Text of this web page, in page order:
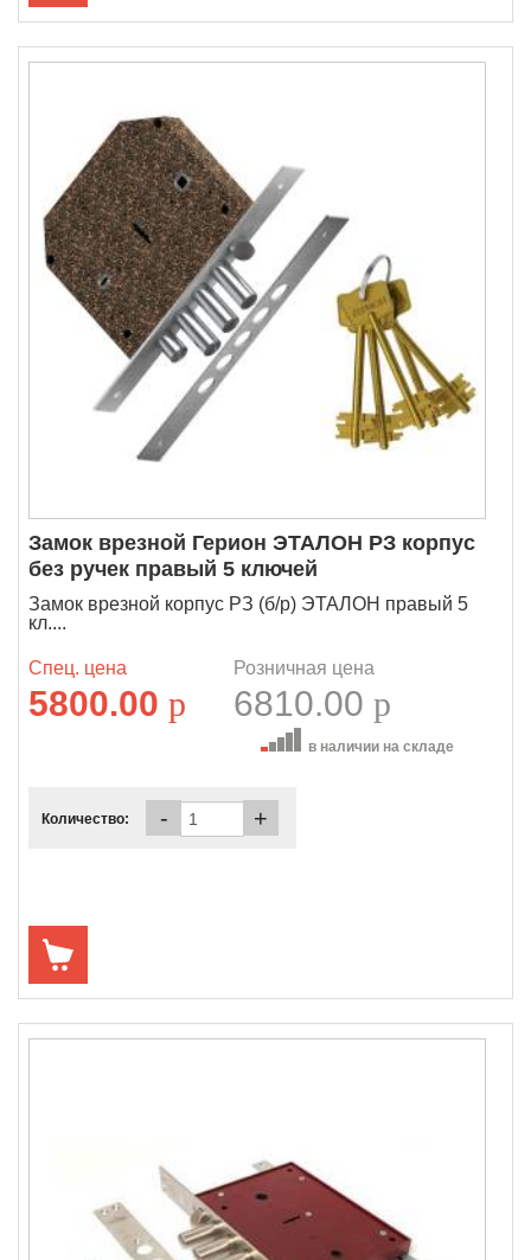
Замок врезной Герион ЭТАЛОН РЗ корпус
без ручек правый 5 ключей
Замок врезной корпус РЗ (б/р) ЭТАЛОН правый 5
кл....
Спец. цена
5800.00 p
Розничная цена
6810.00 p
в наличии на складе
Количество: - +